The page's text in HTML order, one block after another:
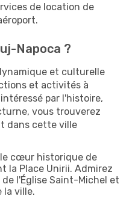
de location de
Napoca ?
et culturelle
et activités à
par l'histoire,
vous trouverez
dans cette ville
le cœur historique de
la Place Unirii. Admirez
l'Église Saint-Michel et
la ville.